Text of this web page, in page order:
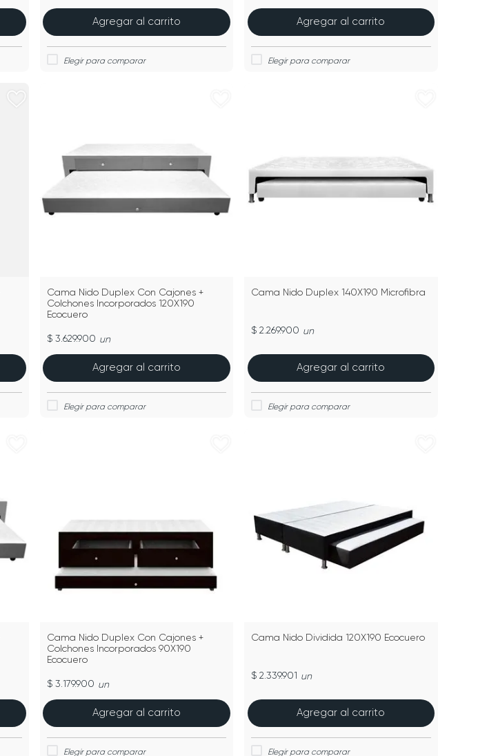
Agregar al carrito Agregar al carrito
Cama Nido Duplex Con Cajones +
Colchones Incorporados 120X190
Ecocuero
$ 3.629.900 un
Agregar al carrito
Cama Nido Duplex 140X190 Microfibra
$ 2.269.900 un
Agregar al carrito
Cama Nido Duplex Con Cajones +
Colchones Incorporados 90X190
Ecocuero
$ 3.179.900 un
Agregar al carrito
Cama Nido Dividida 120X190 Ecocuero
$ 2.339.901 un
Agregar al carrito